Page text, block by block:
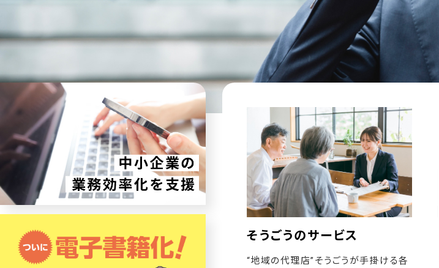
そうごうのサービス
“地域の代理店”そうごうが手掛ける各